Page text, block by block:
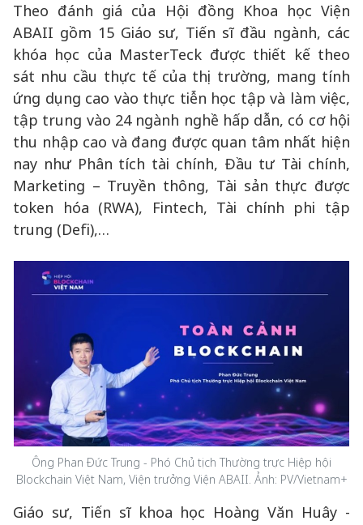
Theo đánh giá của Hội đồng Khoa học Viện
ABAII gồm 15 Giáo sư, Tiến sĩ đầu ngành, các
khóa học của MasterTeck được thiết kế theo
sát nhu cầu thực tế của thị trường, mang tính
ứng dụng cao vào thực tiễn học tập và làm việc,
tập trung vào 24 ngành nghề hấp dẫn, có cơ hội
thu nhập cao và đang được quan tâm nhất hiện
nay như Phân tích tài chính, Đầu tư Tài chính,
Marketing – Truyền thông, Tài sản thực được
token hóa (RWA), Fintech, Tài chính phi tập
trung (Defi),…
Ông Phan Đức Trung - Phó Chủ tịch Thường trực Hiệp hội
Blockchain Việt Nam, Viện trưởng Viện ABAII. Ảnh: PV/Vietnam+
Giáo sư, Tiến sĩ khoa học Hoàng Văn Huây -